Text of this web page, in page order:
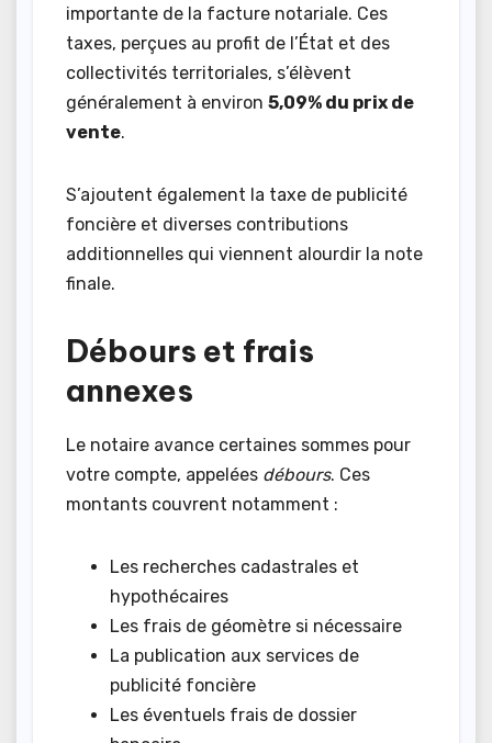
importante de la facture notariale. Ces
taxes, perçues au profit de l’État et des
collectivités territoriales, s’élèvent
généralement à environ 5,09% du prix de
vente.
S’ajoutent également la taxe de publicité
foncière et diverses contributions
additionnelles qui viennent alourdir la note
finale.
Débours et frais
annexes
Le notaire avance certaines sommes pour
votre compte, appelées débours. Ces
montants couvrent notamment :
Les recherches cadastrales et
hypothécaires
Les frais de géomètre si nécessaire
La publication aux services de
publicité foncière
Les éventuels frais de dossier